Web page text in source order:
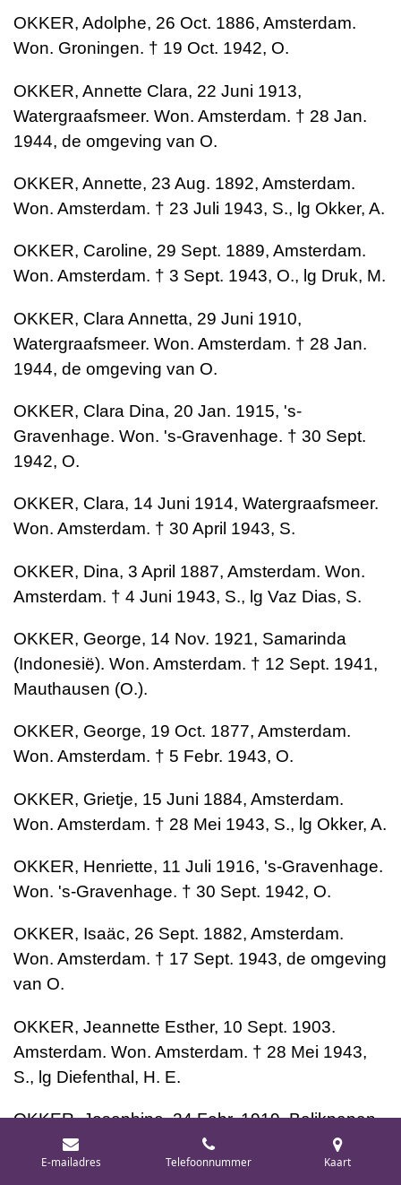
OKKER, Adolphe, 26 Oct. 1886, Amsterdam.
Won. Groningen. † 19 Oct. 1942, O.
OKKER, Annette Clara, 22 Juni 1913,
Watergraafsmeer. Won. Amsterdam. † 28 Jan.
1944, de omgeving van O.
OKKER, Annette, 23 Aug. 1892, Amsterdam.
Won. Amsterdam. † 23 Juli 1943, S., lg Okker, A.
OKKER, Caroline, 29 Sept. 1889, Amsterdam.
Won. Amsterdam. † 3 Sept. 1943, O., lg Druk, M.
OKKER, Clara Annetta, 29 Juni 1910,
Watergraafsmeer. Won. Amsterdam. † 28 Jan.
1944, de omgeving van O.
OKKER, Clara Dina, 20 Jan. 1915, 's-
Gravenhage. Won. 's-Gravenhage. † 30 Sept.
1942, O.
OKKER, Clara, 14 Juni 1914, Watergraafsmeer.
Won. Amsterdam. † 30 April 1943, S.
OKKER, Dina, 3 April 1887, Amsterdam. Won.
Amsterdam. † 4 Juni 1943, S., lg Vaz Dias, S.
OKKER, George, 14 Nov. 1921, Samarinda
(Indonesië). Won. Amsterdam. † 12 Sept. 1941,
Mauthausen (O.).
OKKER, George, 19 Oct. 1877, Amsterdam.
Won. Amsterdam. † 5 Febr. 1943, O.
OKKER, Grietje, 15 Juni 1884, Amsterdam.
Won. Amsterdam. † 28 Mei 1943, S., lg Okker, A.
OKKER, Henriette, 11 Juli 1916, 's-Gravenhage.
Won. 's-Gravenhage. † 30 Sept. 1942, O.
OKKER, Isaäc, 26 Sept. 1882, Amsterdam.
Won. Amsterdam. † 17 Sept. 1943, de omgeving
van O.
OKKER, Jeannette Esther, 10 Sept. 1903.
Amsterdam. Won. Amsterdam. † 28 Mei 1943,
S., lg Diefenthal, H. E.
OKKER, Josephine, 24 Febr. 1919, Balikpapan
(Indonesië). Won. Amsterdam. † 8 Sept. 1943,
de omgeving van O.
E-mailadres Telefoonnummer Kaart